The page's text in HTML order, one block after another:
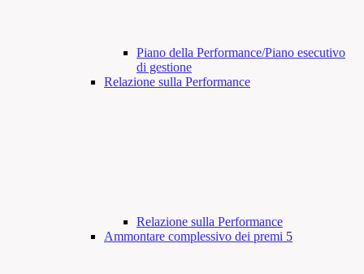
Piano della Performance/Piano esecutivo
di gestione
Relazione sulla Performance
Relazione sulla Performance
Ammontare complessivo dei premi 5